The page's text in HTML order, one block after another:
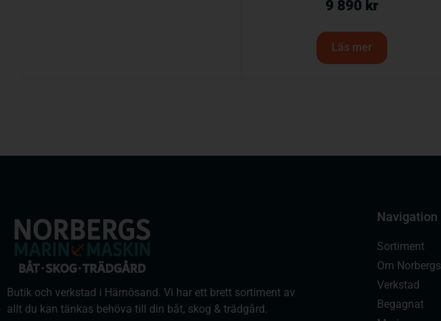
9 890 kr
Läs mer
Butik och verkstad i Härnösand. Vi har ett brett sortiment av
allt du kan tänkas behöva till din båt, skog & trädgård.
Navigation
Sortiment
Om Norbergs
Verkstad
Begagnat